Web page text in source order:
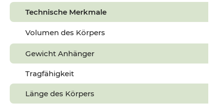
Technische Merkmale
Volumen des Körpers
Gewicht Anhänger
Tragfähigkeit
Länge des Körpers